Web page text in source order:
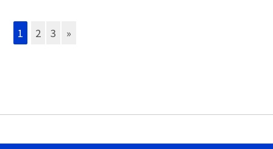
1 2 3 »